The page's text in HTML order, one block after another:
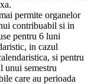
permite organelor
contribuabil si in
pentru 6 luni
in cazul
si pentru
unui semestru
care au perioada